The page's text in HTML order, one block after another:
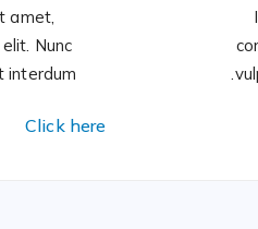
amet,
Nunc
Click here